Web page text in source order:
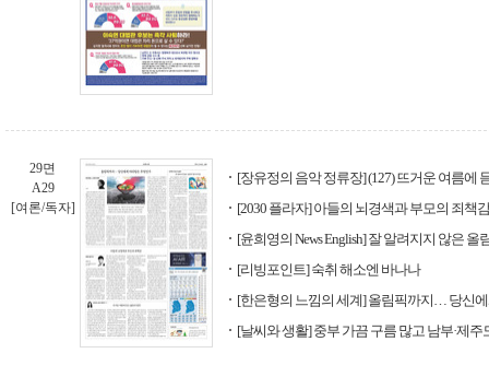
29면
A29
[여론/독자]
[장유정의 음악 정류장] (127) 뜨거운 여름에
[2030 플라자] 아들의 뇌경색과 부모의 죄책감
[윤희영의 News English] 잘 알려지지 않은 올
[리빙포인트] 숙취 해소엔 바나나
[한은형의 느낌의 세계] 올림픽까지… 당신
[날씨와 생활] 중부 가끔 구름 많고 남부·제주